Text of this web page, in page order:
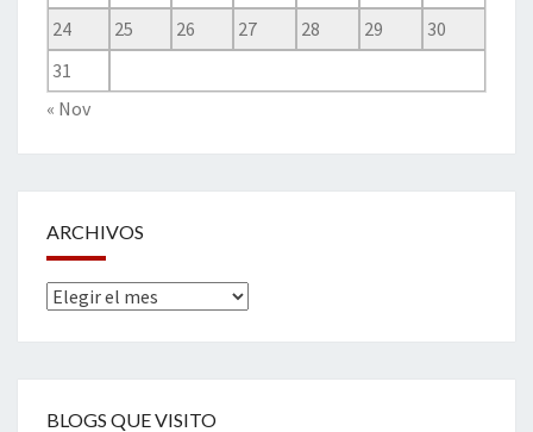
24
25 26 27 28 29
30
31
« Nov
ARCHIVOS
Archivos
BLOGS QUE VISITO